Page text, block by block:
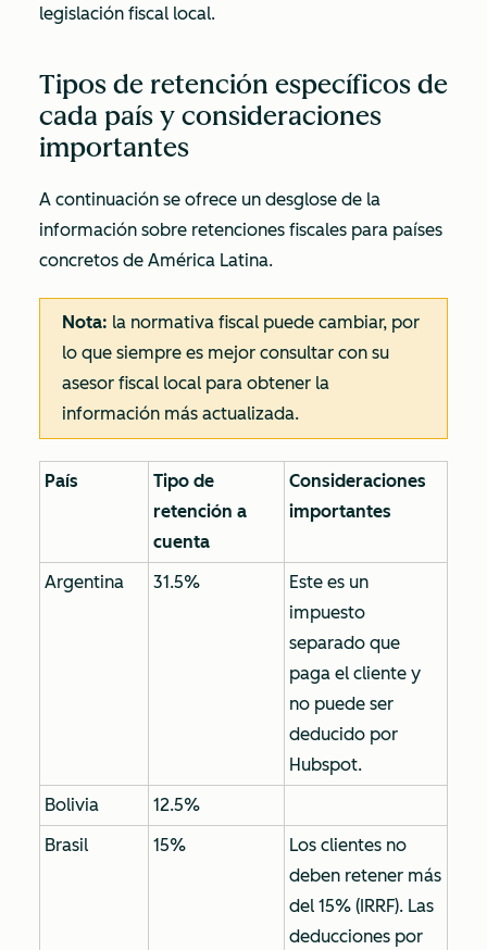
legislación fiscal local.
Tipos de retención específicos de
cada país y consideraciones
importantes
A continuación se ofrece un desglose de la
información sobre retenciones fiscales para países
concretos de América Latina.
Nota: la normativa fiscal puede cambiar, por
lo que siempre es mejor consultar con su
asesor fiscal local para obtener la
información más actualizada.
País
Tipo de
retención a
cuenta
Consideraciones
importantes
Argentina 31.5%
Este es un
impuesto
separado que
paga el cliente y
no puede ser
deducido por
Hubspot.
Bolivia
12.5%
Brasil
15%
Los clientes no
deben retener más
del 15% (IRRF). Las
deducciones por